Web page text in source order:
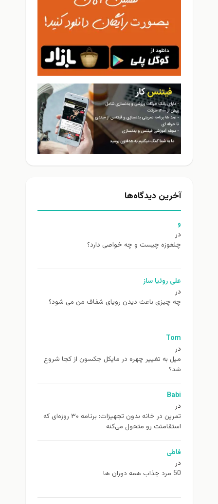
آخرین دیدگاه‌ها
و
در
چلغوزه چیست و چه خواصی دارد؟
علی روئیا ساز
در
چه چیزی باعث دیدن رویای شفاف من می شود؟
Tom
در
ميل به تغيير چهره در مایکل جکسون از كجا شروع
شد؟
Babi
در
تمرین در خانه بدون تجهیزات: برنامه ۳۰ روزه‌ای که
استقامتت رو متحول می‌کنه
فاطی
در
50 مرد جذاب همه دوران ها